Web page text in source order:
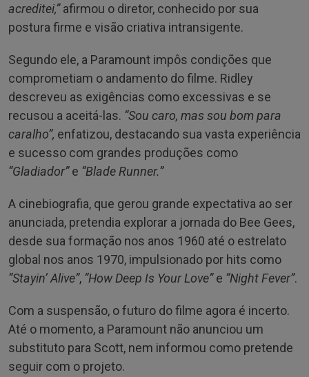
acreditei,”afirmou o diretor, conhecido por sua
postura firme e visão criativa intransigente.
Segundo ele, a Paramount impôs condições que
comprometiam o andamento do filme. Ridley
descreveu as exigências como excessivas e se
recusou a aceitá-las. “Sou caro, mas sou bom para
caralho”, enfatizou, destacando sua vasta experiência
e sucesso com grandes produções como
“Gladiador”e “Blade Runner.”
A cinebiografia, que gerou grande expectativa ao ser
anunciada, pretendia explorar a jornada do Bee Gees,
desde sua formação nos anos 1960 até o estrelato
global nos anos 1970, impulsionado por hits como
“Stayin’ Alive”, “How Deep Is Your Love”e “Night Fever”.
Com a suspensão, o futuro do filme agora é incerto.
Até o momento, a Paramount não anunciou um
substituto para Scott, nem informou como pretende
seguir com o projeto.